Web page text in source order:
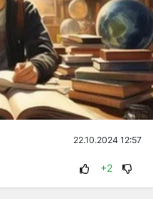
22.10.2024 12:57
+2